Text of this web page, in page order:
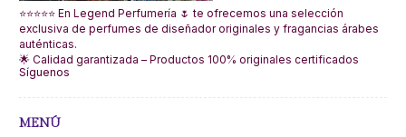
⭐⭐⭐⭐⭐ En Legend Perfumería 🌷 te ofrecemos una selección
exclusiva de perfumes de diseñador originales y fragancias árabes
auténticas.
🌟 Calidad garantizada – Productos 100% originales certificados
Síguenos
MENÚ